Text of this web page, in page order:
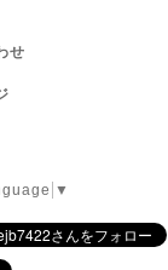
せ
▼